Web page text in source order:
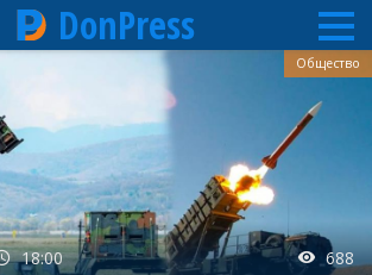
DonPress
18:00 688
Общество